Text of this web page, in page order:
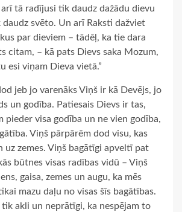
tā radījusi tik daudz dažādu dievu
svēto. Un arī Raksti dažviet
par dieviem – tādēļ, ka tie dara
citam, – kā pats Dievs saka Mozum,
esi viņam Dieva vietā.”
jeb jo varenāks Viņš ir kā Devējs, jo
un godība. Patiesais Dievs ir tas,
pieder visa godība un ne vien godība,
Viņš pārpārēm dod visu, kas
uz zemes. Viņš bagātīgi apveltī pat
būtnes visas radības vidū – Viņš
gaisa, zemes un augu, ka mēs
mazu daļu no visas šīs bagātības.
tik akli un neprātīgi, ka nespējam to